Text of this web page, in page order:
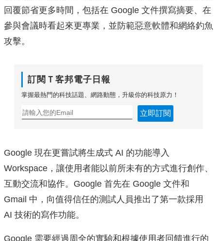
回覆節省更多時間，包括在 Google 文件撰寫摘要、在
參與會議時看起來更專業，並防範惡意軟體和網絡釣魚
攻擊。
訂閱Ｔ客邦電子日報
掌握最熱門的科技話題、網路動態，升級你的科技原力！
立即訂閱
Google 現在更嘗試將生成式 AI 的功能導入
Workspace，讓使用者能以前所未有的方式進行創作、
互動交流和協作。Google 首先在 Google 文件和
Gmail 中，向值得信任的測試人員推出了第一款採用
AI 技術的寫作功能。
Google 需要經過周全的實驗和根據使用者回饋進行的